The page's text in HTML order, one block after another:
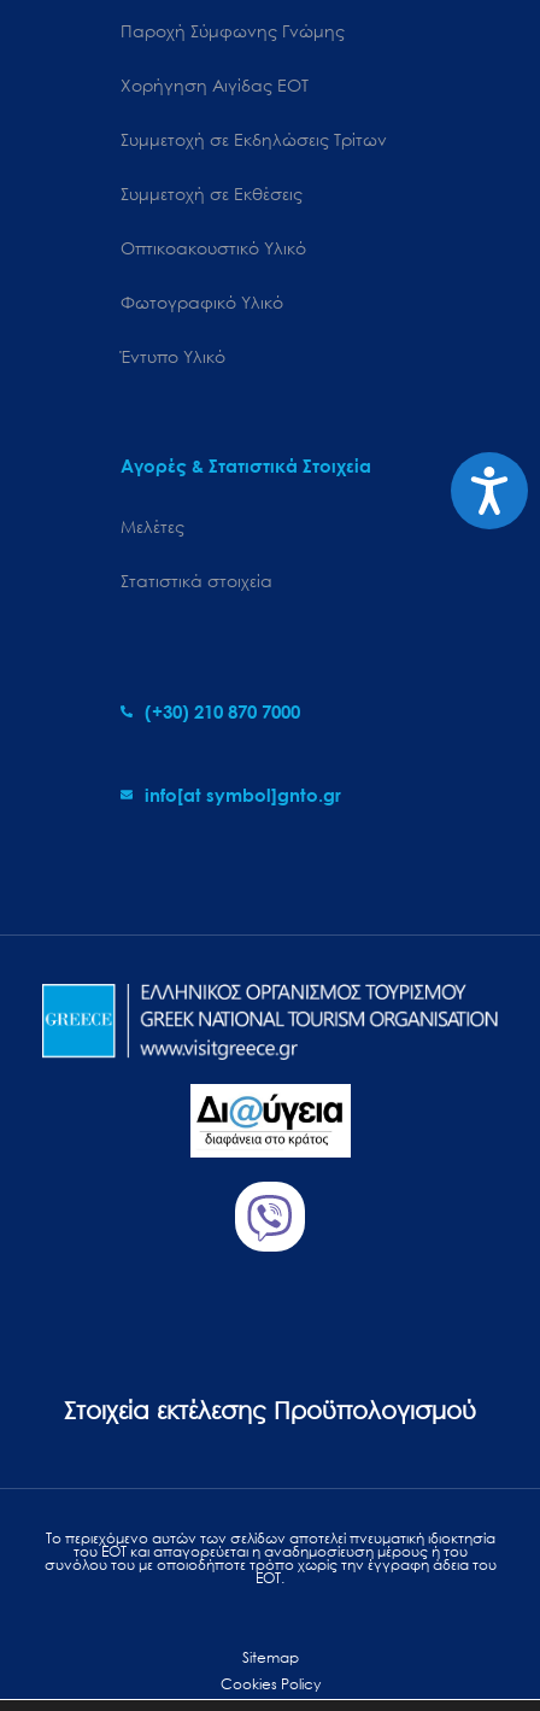
Παροχή Σύμφωνης Γνώμης
Χορήγηση Αιγίδας ΕΟΤ
Συμμετοχή σε Εκδηλώσεις Τρίτων
Συμμετοχή σε Εκθέσεις
Οπτικοακουστικό Υλικό
Φωτογραφικό Υλικό
Έντυπο Υλικό
Αγορές & Στατιστικά Στοιχεία
Μελέτες
Στατιστικά στοιχεία
(+30) 210 870 7000
info[at symbol]gnto.gr
Στοιχεία εκτέλεσης Προϋπολογισμού
Το περιεχόμενο αυτών των σελίδων αποτελεί πvευματική ιδιοκτησία
του ΕΟΤ και απαγορεύεται η αναδημοσίευση μέρους ή του
συνόλου του με οποιοδήποτε τρόπο χωρίς την έγγραφη άδεια του
ΕΟΤ.
Sitemap
Cookies Policy